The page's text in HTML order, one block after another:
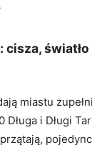
cisza,
miastu
Długa i Długi